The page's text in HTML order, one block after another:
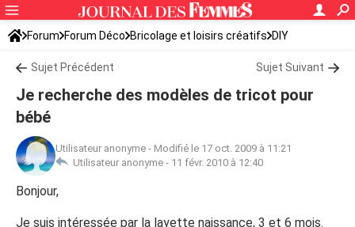
Forum Forum Déco Bricolage et loisirs créatifs DIY
Sujet Précédent Sujet Suivant
Je recherche des modèles de tricot pour
bébé
Utilisateur anonyme - Modifié le 17 oct. 2009 à 11:21
Utilisateur anonyme - 11 févr. 2010 à 12:40
Bonjour,
Je suis intéressée par la layette naissance, 3 et 6 mois.